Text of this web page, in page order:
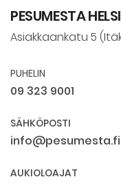
PESUMESTA
Asiakkaankatu 5
PUHELIN
09 323 9001
SÄHKÖPOSTI
info@pesumesta.fi
AUKIOLOAJAT